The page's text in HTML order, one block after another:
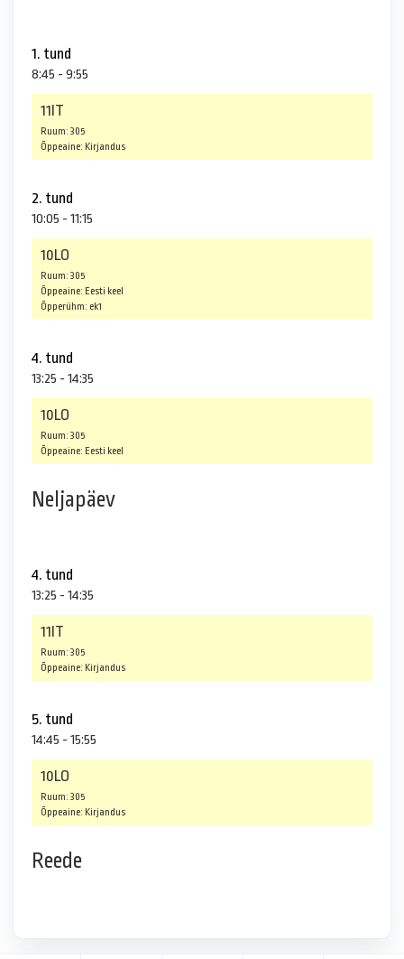
1. tund
8:45 - 9:55
11IT
Ruum: 305
Õppeaine: Kirjandus
2. tund
10:05 - 11:15
10LO
Ruum: 305
Õppeaine: Eesti keel
Õpperühm: ek1
4. tund
13:25 - 14:35
10LO
Ruum: 305
Õppeaine: Eesti keel
Neljapäev
4. tund
13:25 - 14:35
11IT
Ruum: 305
Õppeaine: Kirjandus
5. tund
14:45 - 15:55
10LO
Ruum: 305
Õppeaine: Kirjandus
Reede